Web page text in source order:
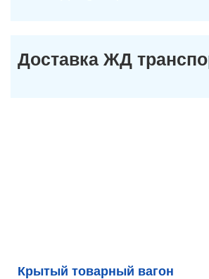
Доставка ЖД
Крытый товарный вагон